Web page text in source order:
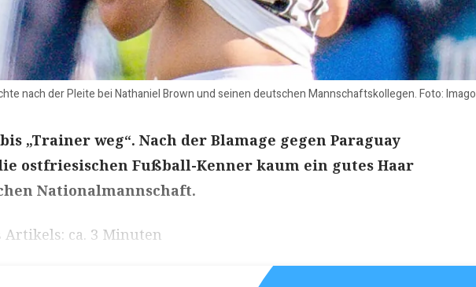
nach der Pleite bei Nathaniel Brown und seinen deutschen Mannschaftskollegen. Foto: Imago
„Trainer weg“. Nach der Blamage gegen Paraguay
ostfriesischen Fußball-Kenner kaum ein gutes Haar
Nationalmannschaft.
Artikels: ca. 3 Minuten